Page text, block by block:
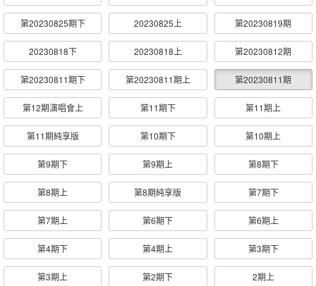
第20230825期下 20230825上 第20230819期
20230818下 20230818上 第20230812期
第20230811期下 第20230811期上 第20230811期
第12期演唱會上 第11期下 第11期上
第11期純享版 第10期下 第10期上
第9期下 第9期上 第8期下
第8期上 第8期純享版 第7期下
第7期上 第6期下 第6期上
第4期下 第4期上 第3期下
第3期上 第2期下 2期上